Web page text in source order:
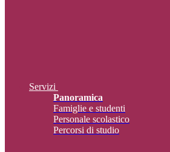
Servizi
Panoramica
Famiglie e studenti
Personale scolastico
Percorsi di studio